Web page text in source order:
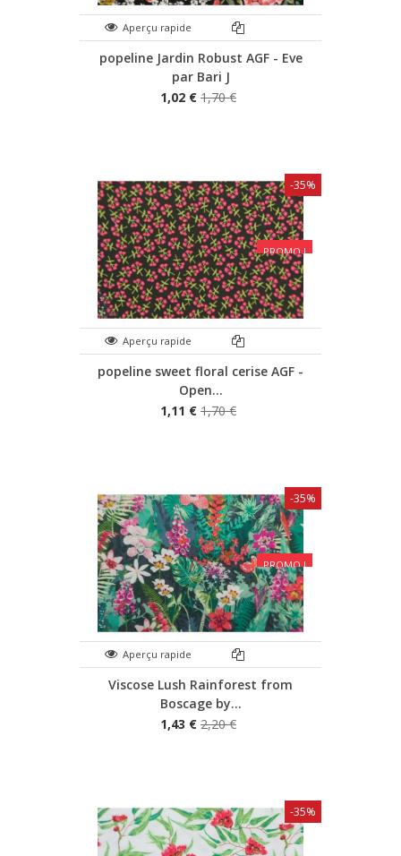
Aperçu rapide
popeline Jardin Robust AGF - Eve
par Bari J
1,02 € 1,70 €
PROMO !
Aperçu rapide
popeline sweet floral cerise AGF -
Open...
1,11 € 1,70 €
-35%
PROMO !
Aperçu rapide
Viscose Lush Rainforest from
Boscage by...
1,43 € 2,20 €
-35%
-35%